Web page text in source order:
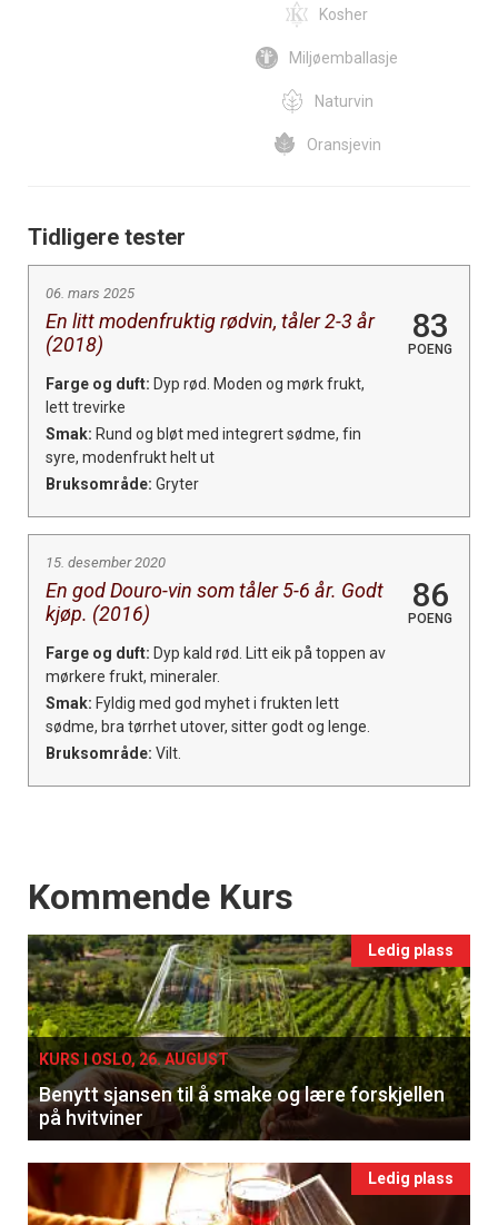
Kosher
Miljøemballasje
Naturvin
Oransjevin
Tidligere tester
06. mars 2025
En litt modenfruktig rødvin, tåler 2-3 år
(2018)
83
POENG
Farge og duft: Dyp rød. Moden og mørk frukt,
lett trevirke
Smak: Rund og bløt med integrert sødme, fin
syre, modenfrukt helt ut
Bruksområde: Gryter
15. desember 2020
En god Douro-vin som tåler 5-6 år. Godt
kjøp. (2016)
86
POENG
Farge og duft: Dyp kald rød. Litt eik på toppen av
mørkere frukt, mineraler.
Smak: Fyldig med god myhet i frukten lett
sødme, bra tørrhet utover, sitter godt og lenge.
Bruksområde: Vilt.
Events
Kommende Kurs
Ledig plass
KURS I OSLO, 26. AUGUST
Benytt sjansen til å smake og lære forskjellen
på hvitviner
Ledig plass